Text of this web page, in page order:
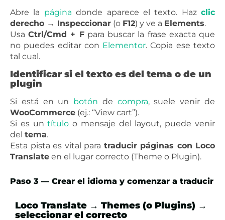
Abre la página donde aparece el texto. Haz clic
derecho → Inspeccionar (o F12) y ve a Elements.
UsaCtrl/Cmd + Fpara buscar la frase exacta que
no puedes editar con Elementor. Copia ese texto
tal cual.
Identificar si el texto es del tema o de un
plugin
Si está en un botón de compra, suele venir de
WooCommerce (ej.: “View cart”).
Si es untítulo o mensaje del layout, puede venir
del tema.
Esta pista es vital para traducir páginas con Loco
Translate en el lugar correcto (Theme o Plugin).
Paso 3 — Crear el idioma y comenzar a traducir
Loco Translate → Themes (o Plugins) →
seleccionar el correcto